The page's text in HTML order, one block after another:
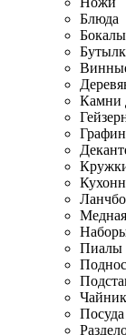
Блюда
Бокалы
Камни
Пиалы